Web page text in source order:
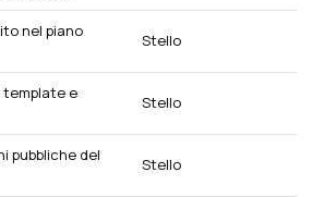
nel piano
Stello
template e
Stello
pubbliche del
Stello